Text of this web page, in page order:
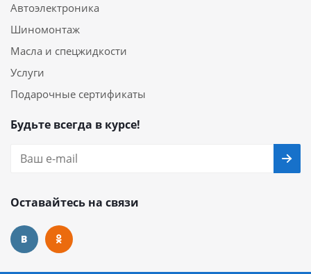
Автоэлектроника
Шиномонтаж
Масла и спецжидкости
Услуги
Подарочные сертификаты
Будьте всегда в курсе!
Оставайтесь на связи